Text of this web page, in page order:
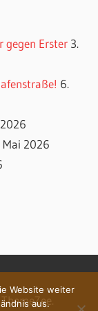
gegen Erster 3.
6.
Mai 2026
Website weiter
aus.